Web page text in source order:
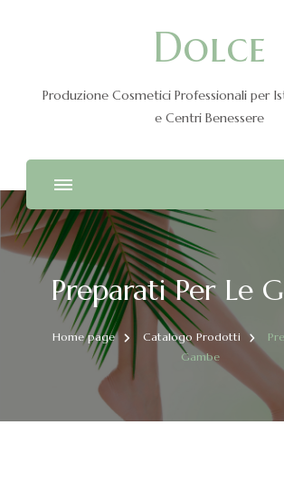
Dolce
Produzione Cosmetici Professionali per
e Centri Benessere
Preparati Per Le
Home page Catalogo Prodotti
Gambe